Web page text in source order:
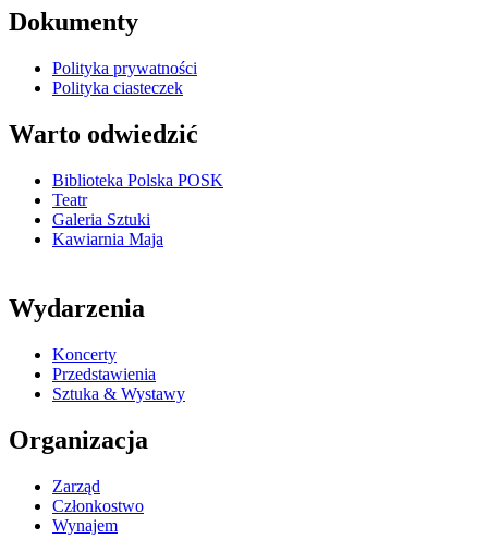
Dokumenty
Polityka prywatności
Polityka ciasteczek
Warto odwiedzić
Biblioteka Polska POSK
Teatr
Galeria Sztuki
Kawiarnia Maja
Wydarzenia
Koncerty
Przedstawienia
Sztuka & Wystawy
Organizacja
Zarząd
Członkostwo
Wynajem